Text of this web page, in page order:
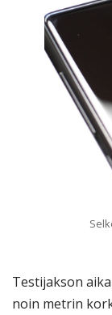
Testijakson
noin metrin